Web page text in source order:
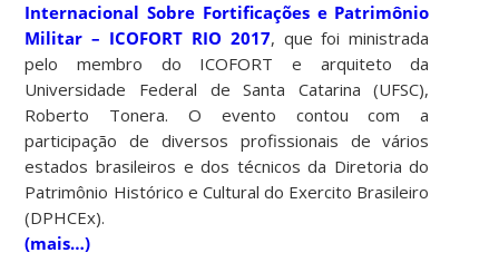
Internacional Sobre Fortificações e Patrimônio
Militar – ICOFORT RIO 2017, que foi ministrada
pelo membro do ICOFORT e arquiteto da
Universidade Federal de Santa Catarina (UFSC),
Roberto Tonera.O evento contou com a
participação de diversos profissionais de vários
estados brasileiros e dos técnicos da Diretoria do
Patrimônio Histórico e Cultural do Exercito Brasileiro
(DPHCEx).
(mais…)